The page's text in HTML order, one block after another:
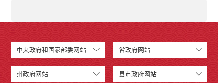
中央政府和国家部委网站 省政府网站
州政府网站 县市政府网站